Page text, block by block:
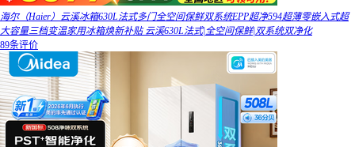
海尔（Haier）云溪冰箱630L法式多门全空间保鲜双系统EPP超净594超薄零嵌入式超
大容量三档变温家用冰箱焕新补贴 云溪630L法式|全空间保鲜|双系统双净化
89条评价